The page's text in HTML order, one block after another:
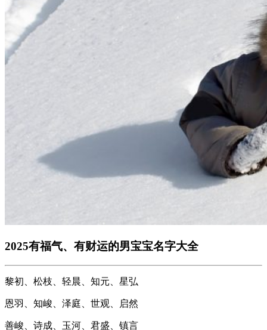
2025有福气、有财运的男宝宝名字大全
黎初、松枝、轻晨、知元、星弘
恩羽、知峻、泽庭、世观、启然
善峻、诗成、玉河、君盛、镇言